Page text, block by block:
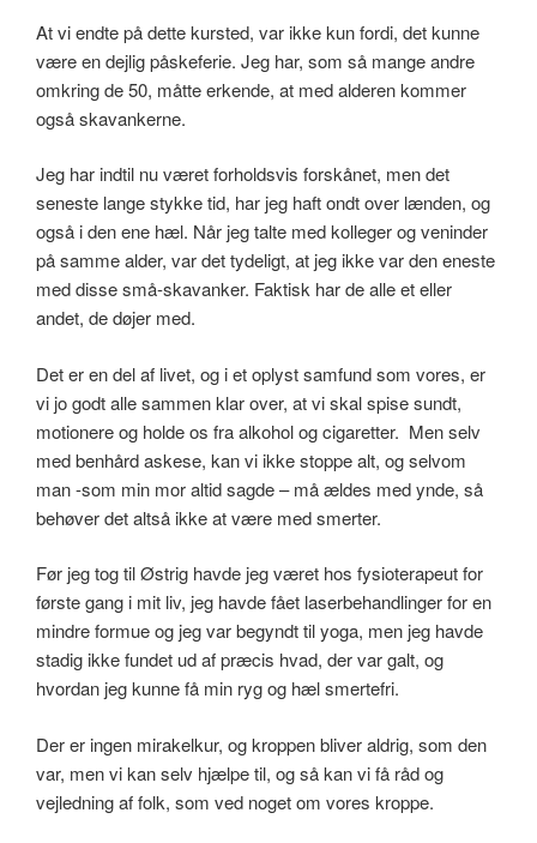
At vi endte på dette kursted, var ikke kun fordi, det kunne
være en dejlig påskeferie. Jeg har, som så mange andre
omkring de 50, måtte erkende, at med alderen kommer
også skavankerne.
Jeg har indtil nu været forholdsvis forskånet, men det
seneste lange stykke tid, har jeg haft ondt over lænden, og
også i den ene hæl. Når jeg talte med kolleger og veninder
på samme alder, var det tydeligt, at jeg ikke var den eneste
med disse små-skavanker. Faktisk har de alle et eller
andet, de døjer med.
Det er en del af livet, og i et oplyst samfund som vores, er
vi jo godt alle sammen klar over, at vi skal spise sundt,
motionere og holde os fra alkohol og cigaretter. Men selv
med benhård askese, kan vi ikke stoppe alt, og selvom
man -som min mor altid sagde – må ældes med ynde, så
behøver det altså ikke at være med smerter.
Før jeg tog til Østrig havde jeg været hos fysioterapeut for
første gang i mit liv, jeg havde fået laserbehandlinger for en
mindre formue og jeg var begyndt til yoga, men jeg havde
stadig ikke fundet ud af præcis hvad, der var galt, og
hvordan jeg kunne få min ryg og hæl smertefri.
Der er ingen mirakelkur, og kroppen bliver aldrig, som den
var, men vi kan selv hjælpe til, og så kan vi få råd og
vejledning af folk, som ved noget om vores kroppe.